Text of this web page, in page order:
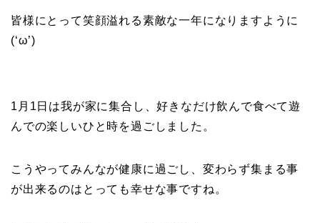
皆様にとって笑顔溢れる素敵な一年になりますように
(‘ω’)
1月1日は我が家に集合し、好きなだけ飲んで食べて遊
んでの楽しいひと時を過ごしました。
こうやってみんなが健康に過ごし、変わらず集まる事
が出来るのはとっても幸せな事ですね。